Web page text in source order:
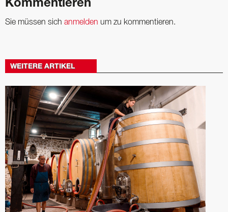
Kommentieren
Sie müssen sich anmelden um zu kommentieren.
WEITERE ARTIKEL